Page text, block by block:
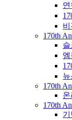
연
비
170th
슬
엠
170th
170th